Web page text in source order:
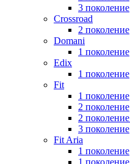
3 поколение
Crossroad
2 поколение
Domani
1 поколение
Edix
1 поколение
Fit
1 поколение
2 поколение
2
3 поколение
Fit Aria
1 поколение
1